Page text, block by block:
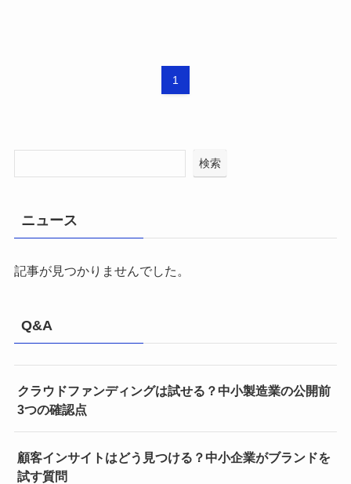
1
検索
ニュース
記事が見つかりませんでした。
Q&A
クラウドファンディングは試せる？中小製造業の公開前
3つの確認点
顧客インサイトはどう見つける？中小企業がブランドを
試す質問